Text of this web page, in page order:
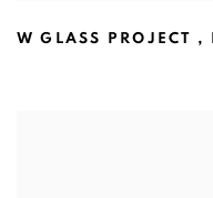
W GLASS PROJECT ,